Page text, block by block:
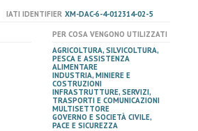
IATI IDENTIFIER XM-DAC-6-4-012314-02-5
PER COSA VENGONO UTILIZZATI
AGRICOLTURA, SILVICOLTURA,
PESCA E ASSISTENZA
ALIMENTARE
INDUSTRIA, MINIERE E
COSTRUZIONI
INFRASTRUTTURE, SERVIZI,
TRASPORTI E COMUNICAZIONI
MULTISETTORE
GOVERNO E SOCIETÀ CIVILE,
PACE E SICUREZZA